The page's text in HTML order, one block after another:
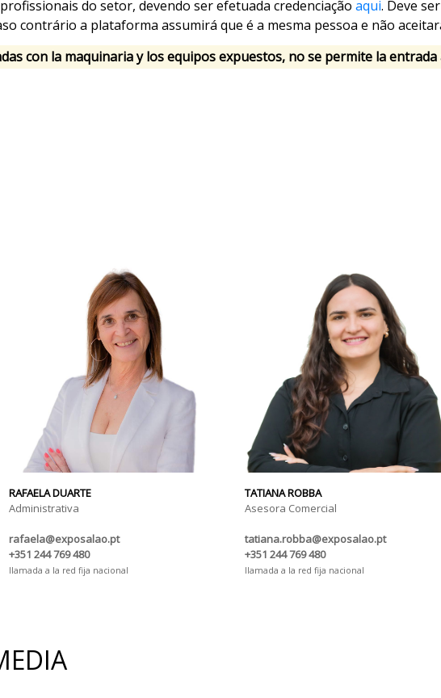
do setor, devendo ser efetuada credenciação aqui. Deve
contrário a plataforma assumirá que é a mesma pessoa e não
con la maquinaria y los equipos expuestos, no se permite la entrada
RAFAELA DUARTE
Administrativa
rafaela@exposalao.pt
+351 244 769 480
llamada a la red fija nacional
TATIANA ROBBA
Asesora Comercial
tatiana.robba@exposalao.pt
+351 244 769 480
llamada a la red fija nacional